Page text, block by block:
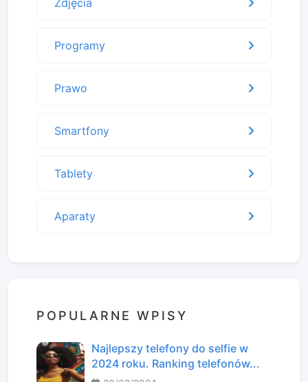
Zdjęcia
Programy
Prawo
Smartfony
Tablety
Aparaty
POPULARNE WPISY
Najlepszy telefony do selfie w
2024 roku. Ranking telefonów...